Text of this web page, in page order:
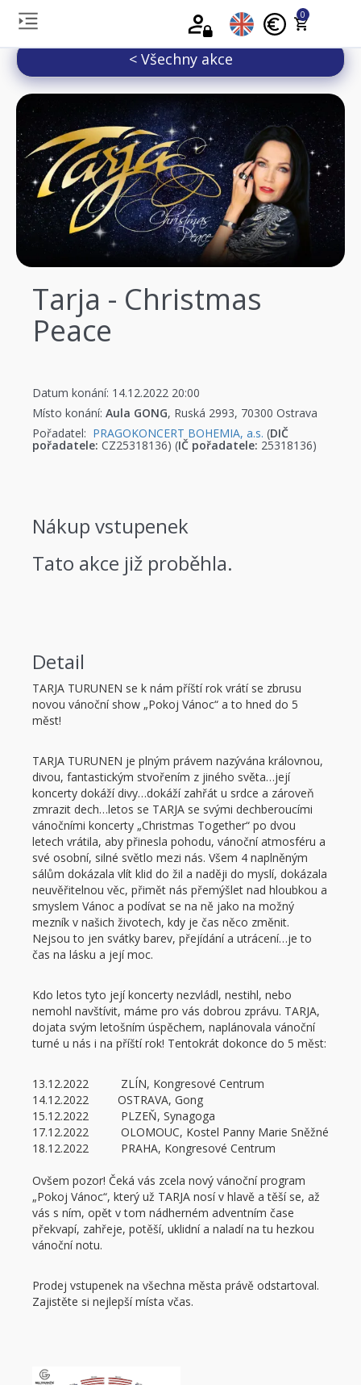
0
< Všechny akce
Tarja - Christmas
Peace
Datum konání: 14.12.2022 20:00
Místo konání: Aula GONG, Ruská 2993, 70300 Ostrava
Pořadatel: PRAGOKONCERT BOHEMIA, a.s. (DIČ
pořadatele: CZ25318136) (IČ pořadatele: 25318136)
Nákup vstupenek
Tato akce již proběhla.
Detail
TARJA TURUNEN se k nám příští rok vrátí se zbrusu
novou vánoční show „Pokoj Vánoc“ a to hned do 5
měst!
TARJA TURUNEN je plným právem nazývána královnou,
divou, fantastickým stvořením z jiného světa…její
koncerty dokáží divy…dokáží zahřát u srdce a zároveň
zmrazit dech…letos se TARJA se svými dechberoucími
vánočními koncerty „Christmas Together“ po dvou
letech vrátila, aby přinesla pohodu, vánoční atmosféru a
své osobní, silné světlo mezi nás. Všem 4 naplněným
sálům dokázala vlít klid do žil a naději do myslí, dokázala
neuvěřitelnou věc, přimět nás přemýšlet nad hloubkou a
smyslem Vánoc a podívat se na ně jako na možný
mezník v našich životech, kdy je čas něco změnit.
Nejsou to jen svátky barev, přejídání a utrácení…je to
čas na lásku a její moc.
Kdo letos tyto její koncerty nezvládl, nestihl, nebo
nemohl navštívit, máme pro vás dobrou zprávu. TARJA,
dojata svým letošním úspěchem, naplánovala vánoční
turné u nás i na příští rok! Tentokrát dokonce do 5 měst:
13.12.2022 ZLÍN, Kongresové Centrum
14.12.2022 OSTRAVA, Gong
15.12.2022 PLZEŇ, Synagoga
17.12.2022 OLOMOUC, Kostel Panny Marie Sněžné
18.12.2022 PRAHA, Kongresové Centrum
Ovšem pozor! Čeká vás zcela nový vánoční program
„Pokoj Vánoc“, který už TARJA nosí v hlavě a těší se, až
vás s ním, opět v tom nádherném adventním čase
překvapí, zahřeje, potěší, uklidní a naladí na tu hezkou
vánoční notu.
Prodej vstupenek na všechna města právě odstartoval.
Zajistěte si nejlepší místa včas.